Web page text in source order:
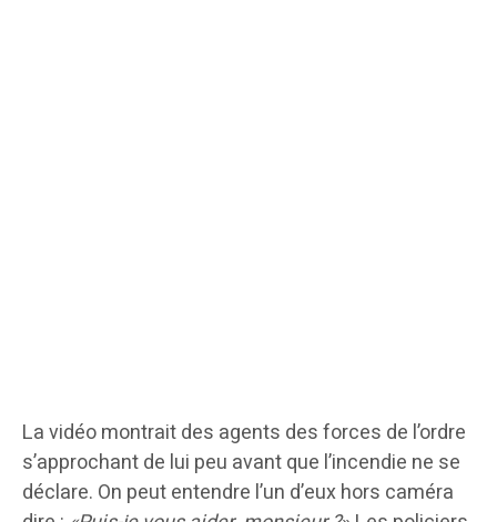
La vidéo montrait des agents des forces de l’ordre
s’approchant de lui peu avant que l’incendie ne se
déclare. On peut entendre l’un d’eux hors caméra